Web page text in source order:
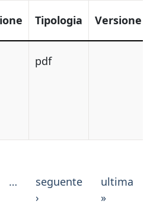
Tipologia Versione
pdf
…
seguente
› Pagina successiva
ultima
»Ultima